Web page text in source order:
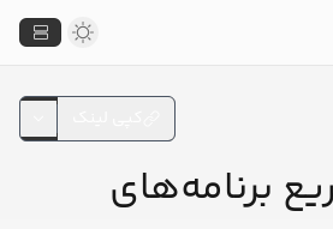
برنامه‌های